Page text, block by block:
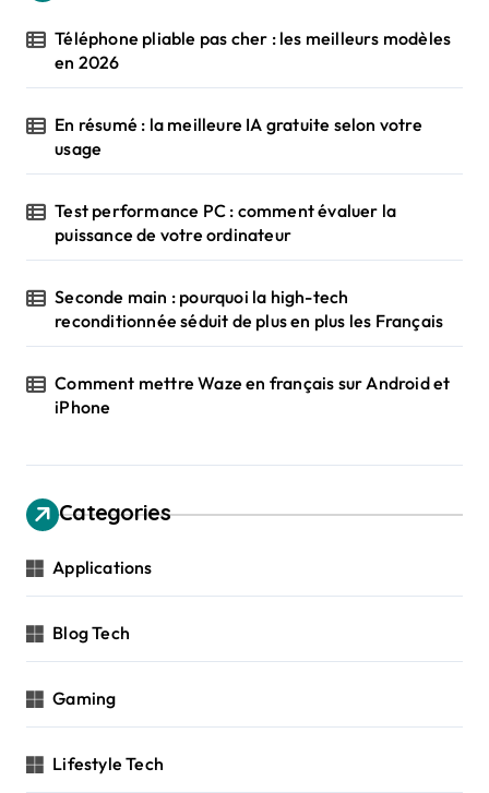
n
a
t
n
Téléphone pliable pas cher : les meilleurs modèles
en 2026
En résumé : la meilleure IA gratuite selon votre
usage
Test performance PC : comment évaluer la
puissance de votre ordinateur
Seconde main : pourquoi la high-tech
reconditionnée séduit de plus en plus les Français
Comment mettre Waze en français sur Android et
iPhone
Categories
Applications
Blog Tech
Gaming
Lifestyle Tech